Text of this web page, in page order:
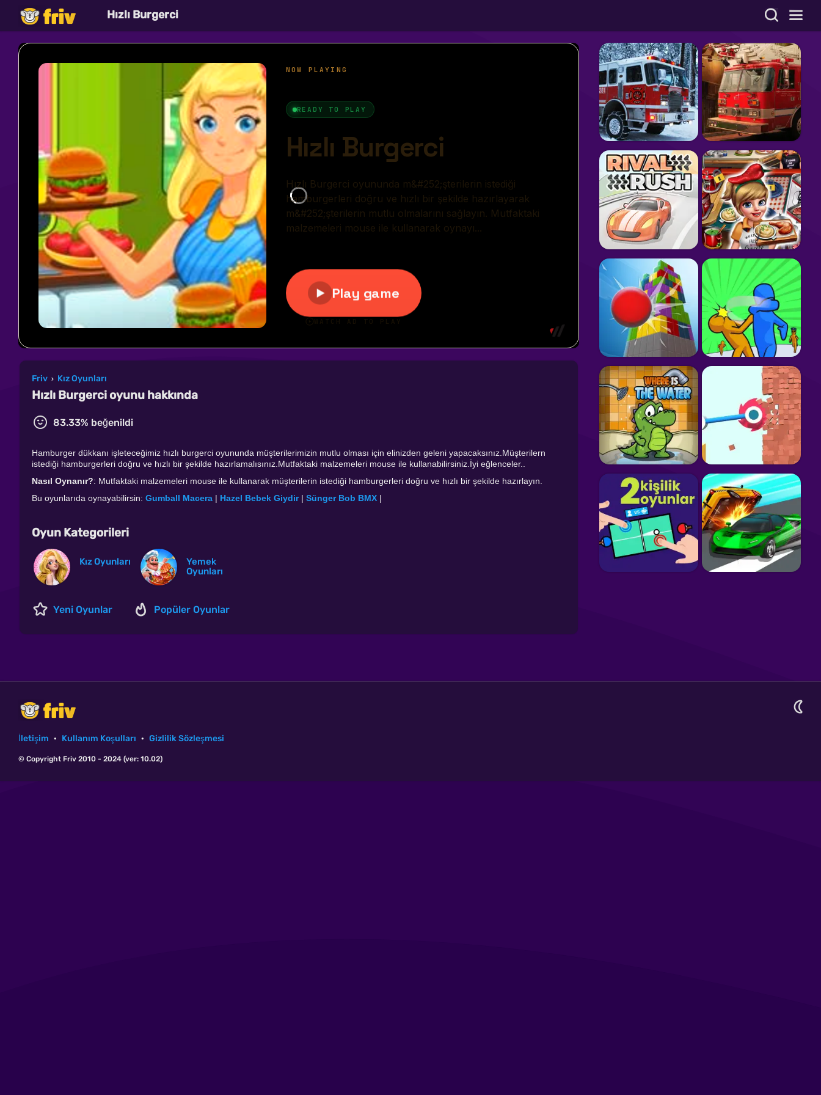
Hızlı Burgerci
Friv › Kız Oyunları
Hızlı Burgerci oyunu hakkında
83.33% beğenildi
Hamburger dükkanı işleteceğimiz hızlı burgerci oyununda müşterilerimizin mutlu olması için elinizden geleni yapacaksınız.Müşterilern
istediği hamburgerleri doğru ve hızlı bir şekilde hazırlamalısınız.Mutfaktaki malzemeleri mouse ile kullanabilirsiniz.İyi eğlenceler..
Nasıl Oynanır?: Mutfaktaki malzemeleri mouse ile kullanarak müşterilerin istediği hamburgerleri doğru ve hızlı bir şekilde hazırlayın.
Bu oyunlarıda oynayabilirsin: Gumball Macera | Hazel Bebek Giydir| Sünger Bob BMX |
Oyun Kategorileri
Kız Oyunları
Yemek
Oyunları
Yeni Oyunlar Popüler Oyunlar
İletişim · Kullanım Koşulları · Gizlilik Sözleşmesi
© Copyright Friv 2010 - 2024 (ver: 10.02)